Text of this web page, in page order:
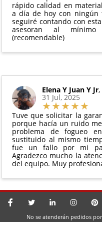
rápido calidad en
a día de hoy con ningún
seguiré contando con
asesoran al mínimo
(recomendable)
Elena Y Juan Y Jr,
31 Jul, 2025
Tuve que solicitar la
porque hacía un ruido
problema de fogueo
sustituido al mismo
fue un fallo por mi
Agradezco mucho la
del equipo. Muy
No se atenderán pedidos